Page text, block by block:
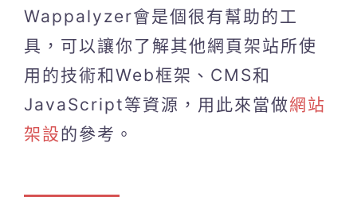
Wappalyzer會是個很有幫助的工
具，可以讓你了解其他網頁架站所使
用的技術和Web框架、CMS和
JavaScript等資源，用此來當做網站
架設的參考。